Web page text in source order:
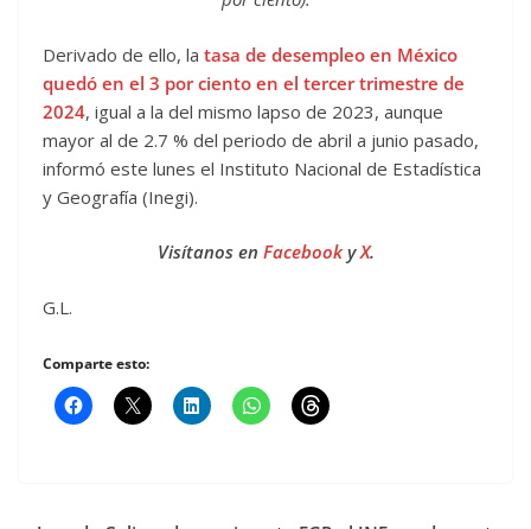
Derivado de ello, la tasa de desempleo en México
quedó en el 3 por ciento en el tercer trimestre de
2024, igual a la del mismo lapso de 2023, aunque
mayor al de 2.7 % del periodo de abril a junio pasado,
informó este lunes el Instituto Nacional de Estadística
y Geografía (Inegi).
Visítanos en FacebookyX.
G.L.
Comparte esto: